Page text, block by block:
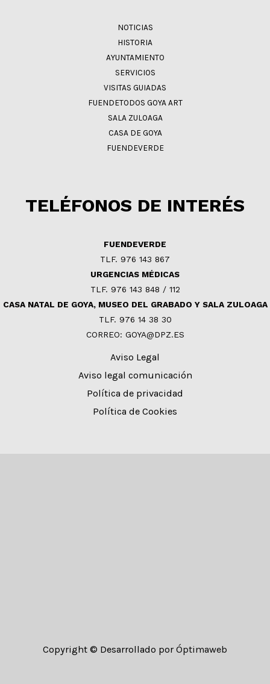
NOTICIAS
HISTORIA
AYUNTAMIENTO
SERVICIOS
VISITAS GUIADAS
FUENDETODOS GOYA ART
SALA ZULOAGA
CASA DE GOYA
FUENDEVERDE
TELÉFONOS DE INTERÉS
FUENDEVERDE
TLF. 976 143 867
URGENCIAS MÉDICAS
TLF. 976 143 848 / 112
CASA NATAL DE GOYA, MUSEO DEL GRABADO Y SALA ZULOAGA
TLF. 976 14 38 30
CORREO: GOYA@DPZ.ES
Aviso Legal
Aviso legal comunicación
Política de privacidad
Política de Cookies
Copyright © Desarrollado por Óptimaweb